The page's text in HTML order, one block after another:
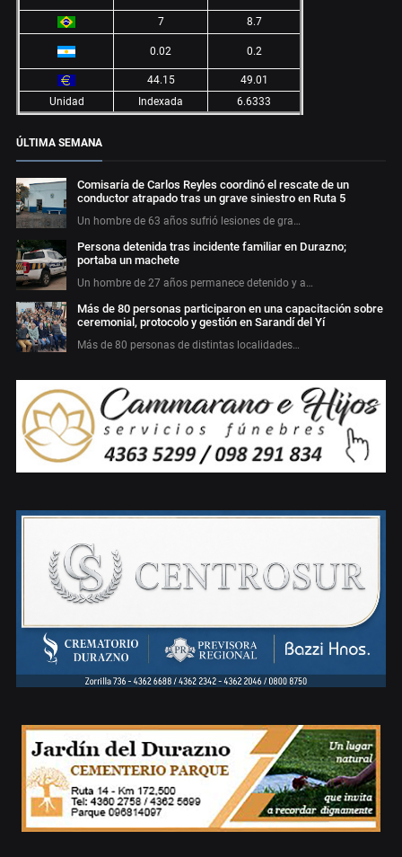
7 8.7
0.02 0.2
44.15
49.01
Unidad
Indexada 6.6333
ÚLTIMA SEMANA
Comisaría de Carlos Reyles coordinó el rescate de un
conductor atrapado tras un grave siniestro en Ruta 5
Un hombre de 63 años sufrió lesiones de gra…
Persona detenida tras incidente familiar en Durazno;
portaba un machete
Un hombre de 27 años permanece detenido y a…
Más de 80 personas participaron en una capacitación sobre
ceremonial, protocolo y gestión en Sarandí del Yí
Más de 80 personas de distintas localidades…